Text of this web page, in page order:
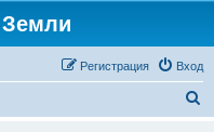
Вход
Регистрация